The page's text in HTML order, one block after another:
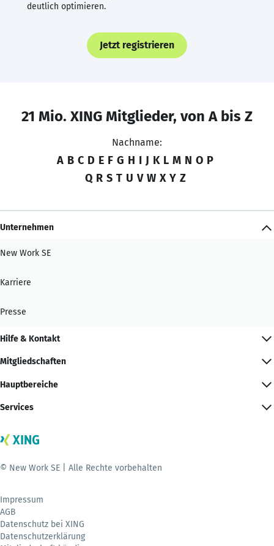
deutlich optimieren.
Jetzt registrieren
21 Mio. XING Mitglieder, von A bis Z
Nachname:
A B C D E F G H I J K L M N O P
Q R S T U V W X Y Z
Unternehmen
New Work SE
Karriere
Presse
Hilfe & Kontakt
Mitgliedschaften
Hauptbereiche
Services
© New Work SE | Alle Rechte vorbehalten
Impressum
AGB
Datenschutz bei XING
Datenschutzerklärung